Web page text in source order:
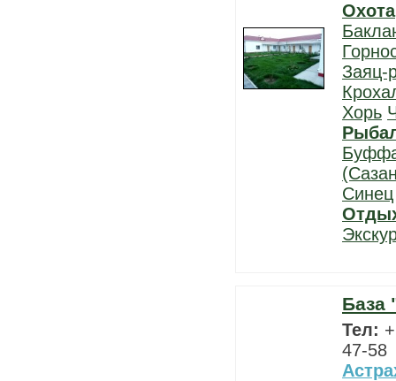
Охота
Заяц-
Хорь
Синец
База
Тел:
47-58